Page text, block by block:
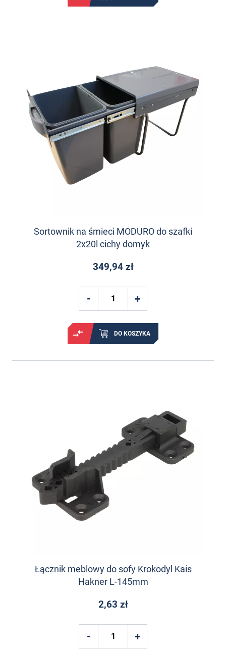
Sortownik na śmieci MODURO do szafki
2x20l cichy domyk
349,94 zł
DO KOSZYKA
Łącznik meblowy do sofy Krokodyl Kais
Hakner L-145mm
2,63 zł